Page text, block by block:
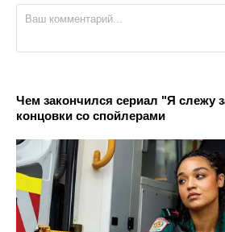
Чем закончился сериал "Я слежу
концовки со спойлерами